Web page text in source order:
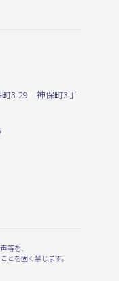
町3-29 神保町3丁
等を、
とを固く禁じます。